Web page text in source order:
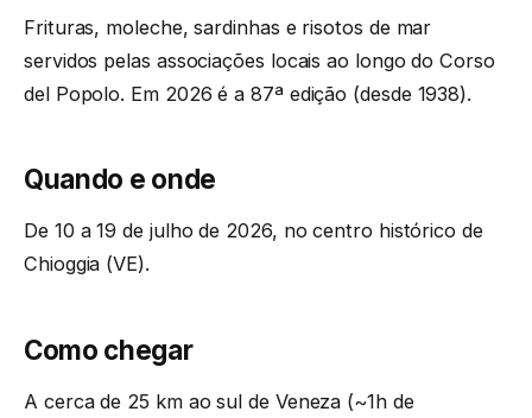
Frituras, moleche, sardinhas e risotos de mar
servidos pelas associações locais ao longo do Corso
del Popolo. Em 2026 é a 87ª edição (desde 1938).
Quando e onde
De 10 a 19 de julho de 2026, no centro histórico de
Chioggia (VE).
Como chegar
A cerca de 25 km ao sul de Veneza (~1h de